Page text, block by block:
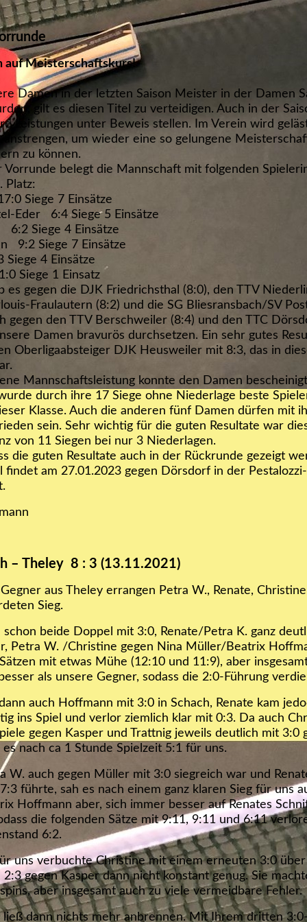
auf Meisterschaftskurs!
Damen in der letzten Saison Meister in der Damen
gilt es diesen Titel zu verteidigen. Auch in der
Leistungen unter Beweis stellen. Im Verein wird
anstrengen, um wieder eine so gelungene
zu können.
Vorrunde belegt die Mannschaft mit folgenden
Platz:
Siege 7 Einsätze
Eder 6:4 Siege 5 Einsätze
6:2 Siege 4 Einsätze
9:2 Siege 7 Einsätze
4 Einsätze
Siege 1 Einsatz
es gegen die DJK Friedrichsthal (8:0), den TTV
Fraulautern (8:2) und die SG Bliesransbach/SV
gegen den TTV Berschweiler (8:4) und den TTC
Damen bravurös durchsetzen. Ein sehr gutes
Oberligaabsteiger DJK Heusweiler mit 8:3, das in
Mannschaftsleistung konnte den Damen
durch ihre 17 Siege ohne Niederlage beste
Klasse. Auch die anderen fünf Damen dürfen mit
sein. Sehr wichtig für die guten Resultate war
von 11 Siegen bei nur 3 Niederlagen.
die guten Resultate auch in der Rückrunde gezeigt
findet am 27.01.2023 gegen Dörsdorf in der
– Theley 8 : 3 (13.11.2021)
aus Theley errangen Petra W., Renate,
Sieg.
beide Doppel mit 3:0, Renate/Petra K. ganz
Petra W. /Christine gegen Nina Müller/Beatrix
mit etwas Mühe (12:10 und 11:9), aber
als unsere Gegner, sodass die 2:0-Führung
auch Hoffmann mit 3:0 in Schach, Renate kam
ins Spiel und verlor ziemlich klar mit 0:3. Da auch
gegen Kasper und Trattnig jeweils deutlich mit 3:0
nach ca 1 Stunde Spielzeit 5:1 für uns.
W. auch gegen Müller mit 3:0 siegreich war und
führte, sah es nach einem ganz klaren Sieg für uns
Hoffmann aber, sich immer besser auf Renates
die folgenden Sätze mit 9:11, 9:11 und 6:11
6:2.
uns verbuchte Christine mit einem erneuten 3:0 über
gegen Kasper dann nicht konstant genug. Sie
aber insgesamt auch zu viele vermeidbare Fehler.
dann nichts mehr anbrennen. Mit Ihrem dritten